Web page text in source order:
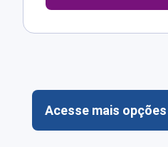
Acesse mais